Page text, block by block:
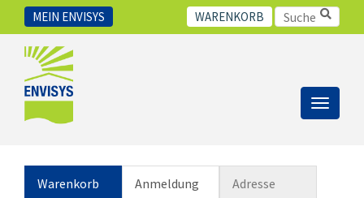
WARENKORB
MEIN ENVISYS
Toggle
Warenkorb Anmeldung Adresse